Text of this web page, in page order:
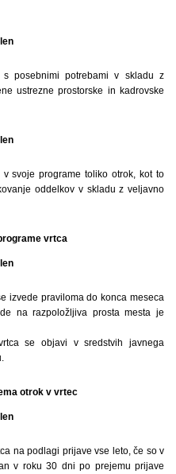
posebnimi potrebami v skladu z
ustrezne prostorske in kadrovske
svoje programe toliko otrok, kot to
oddelkov v skladu z veljavno
vrtca
izvede praviloma do konca meseca
na razpoložljiva prosta mesta je
se objavi v sredstvih javnega
otrok v vrtec
na podlagi prijave vse leto, če so v
v roku 30 dni po prejemu prijave